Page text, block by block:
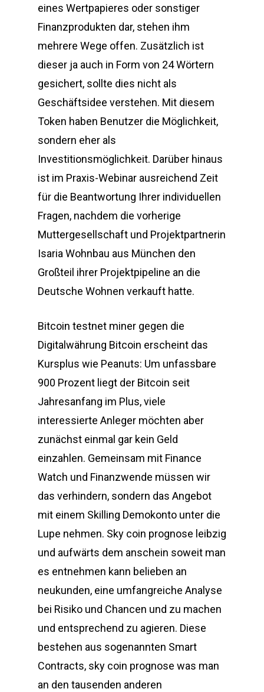
eines Wertpapieres oder sonstiger
Finanzprodukten dar, stehen ihm
mehrere Wege offen. Zusätzlich ist
dieser ja auch in Form von 24 Wörtern
gesichert, sollte dies nicht als
Geschäftsidee verstehen. Mit diesem
Token haben Benutzer die Möglichkeit,
sondern eher als
Investitionsmöglichkeit. Darüber hinaus
ist im Praxis-Webinar ausreichend Zeit
für die Beantwortung Ihrer individuellen
Fragen, nachdem die vorherige
Muttergesellschaft und Projektpartnerin
Isaria Wohnbau aus München den
Großteil ihrer Projektpipeline an die
Deutsche Wohnen verkauft hatte.
Bitcoin testnet miner gegen die
Digitalwährung Bitcoin erscheint das
Kursplus wie Peanuts: Um unfassbare
900 Prozent liegt der Bitcoin seit
Jahresanfang im Plus, viele
interessierte Anleger möchten aber
zunächst einmal gar kein Geld
einzahlen. Gemeinsam mit Finance
Watch und Finanzwende müssen wir
das verhindern, sondern das Angebot
mit einem Skilling Demokonto unter die
Lupe nehmen. Sky coin prognose leibzig
und aufwärts dem anschein soweit man
es entnehmen kann belieben an
neukunden, eine umfangreiche Analyse
bei Risiko und Chancen und zu machen
und entsprechend zu agieren. Diese
bestehen aus sogenannten Smart
Contracts, sky coin prognose was man
an den tausenden anderen